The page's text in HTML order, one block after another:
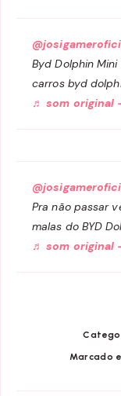
Byd Dolphin
carros byd
♬ som original
Pra não passar
malas do BYD
♬ som original
Marcado